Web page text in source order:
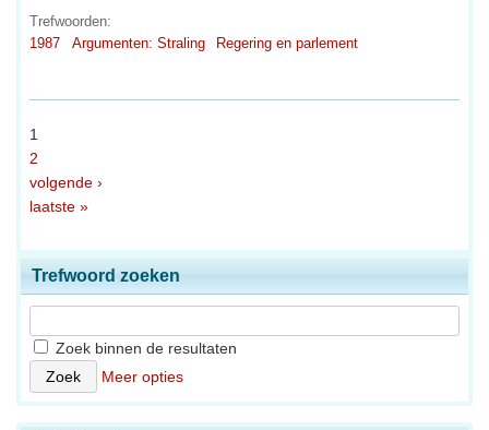
Trefwoorden:
1987
Argumenten: Straling Regering en parlement
1
2
volgende ›
laatste »
Trefwoord zoeken
Zoek binnen de resultaten
Meer opties